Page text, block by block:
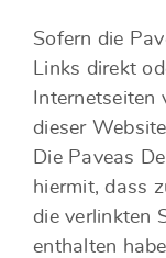
Sofern die
Links direkt
dieser
Die Paveas
hiermit, dass
die verlinkten
enthalten